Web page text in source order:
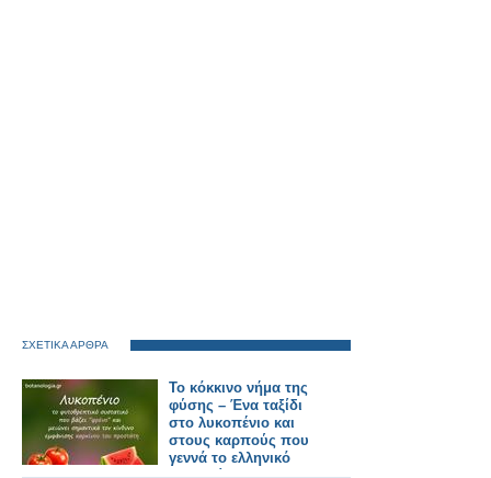
ΣΧΕΤΙΚΑ ΑΡΘΡΑ
Το κόκκινο νήμα της
φύσης – Ένα ταξίδι
στο λυκοπένιο και
στους καρπούς που
γεννά το ελληνικό